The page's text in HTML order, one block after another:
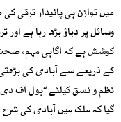
میں توازن ہی پائیدار
وسائل پر دباؤ بڑھ رہا ہے
کوشش ہے کہ آگاہی مہم، صحت
کے ذریعے سے آبادی کی بڑھتی
نظم و نسق کیلئے “ہول آف دی